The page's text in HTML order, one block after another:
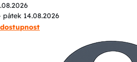
pátek 14.08.2026